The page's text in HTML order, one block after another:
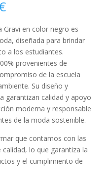
Rango
de
precios:
desde
12,50 €
hasta
14,50 €
Gravi en color negro es
diseñada para brindar
a los estudiantes.
provenientes de
de la escuela
Su diseño y
garantizan calidad y apoyo
moderna y responsable
de la moda sostenible.
que contamos con las
lo que garantiza la
y el cumplimiento de